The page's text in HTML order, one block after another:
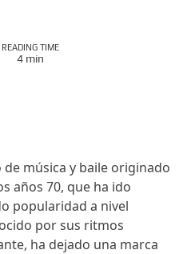
READING TIME
4 min
de música y baile originado
años 70, que ha ido
popularidad a nivel
por sus ritmos
ha dejado una marca